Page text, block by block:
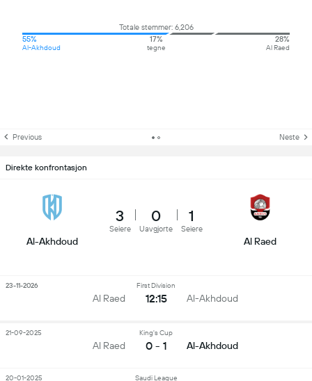
Totale stemmer: 6,206
55%
Al-Akhdoud
17%
tegne
28%
Al Raed
Previous Neste
Direkte konfrontasjon
Al-Akhdoud
3
Seiere
0
Uavgjorte
1
Seiere
Al Raed
Al Raed
First Division
12:15 Al-Akhdoud
23-11-2026
Al Raed
King's Cup
0 - 1 Al-Akhdoud
21-09-2025
Saudi League
20-01-2025